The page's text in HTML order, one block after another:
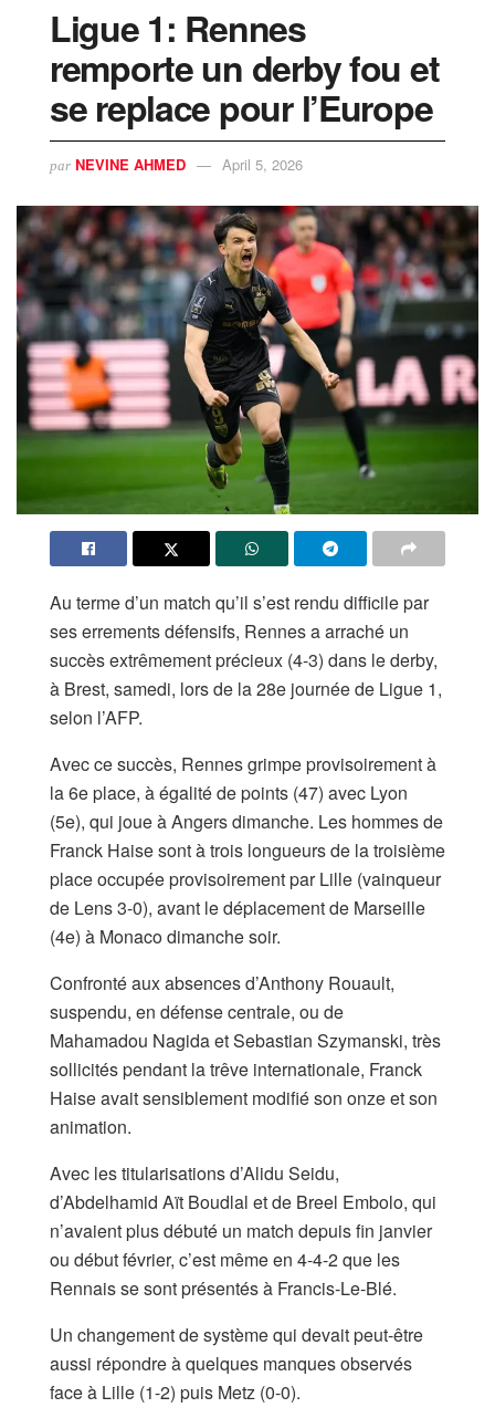
Ligue 1: Rennes
remporte un derby fou et
se replace pour l’Europe
par NEVINE AHMED April 5, 2026
Au terme d’un match qu’il s’est rendu difficile par
ses errements défensifs, Rennes a arraché un
succès extrêmement précieux (4-3) dans le derby,
à Brest, samedi, lors de la 28e journée de Ligue 1,
selon l’AFP.
Avec ce succès, Rennes grimpe provisoirement à
la 6e place, à égalité de points (47) avec Lyon
(5e), qui joue à Angers dimanche. Les hommes de
Franck Haise sont à trois longueurs de la troisième
place occupée provisoirement par Lille (vainqueur
de Lens 3-0), avant le déplacement de Marseille
(4e) à Monaco dimanche soir.
Confronté aux absences d’Anthony Rouault,
suspendu, en défense centrale, ou de
Mahamadou Nagida et Sebastian Szymanski, très
sollicités pendant la trêve internationale, Franck
Haise avait sensiblement modifié son onze et son
animation.
Avec les titularisations d’Alidu Seidu,
d’Abdelhamid Aït Boudlal et de Breel Embolo, qui
n’avaient plus débuté un match depuis fin janvier
ou début février, c’est même en 4-4-2 que les
Rennais se sont présentés à Francis-Le-Blé.
Un changement de système qui devait peut-être
aussi répondre à quelques manques observés
face à Lille (1-2) puis Metz (0-0).